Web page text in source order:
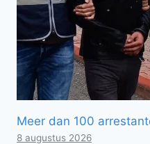
Meer dan 100
8 augustus 2026